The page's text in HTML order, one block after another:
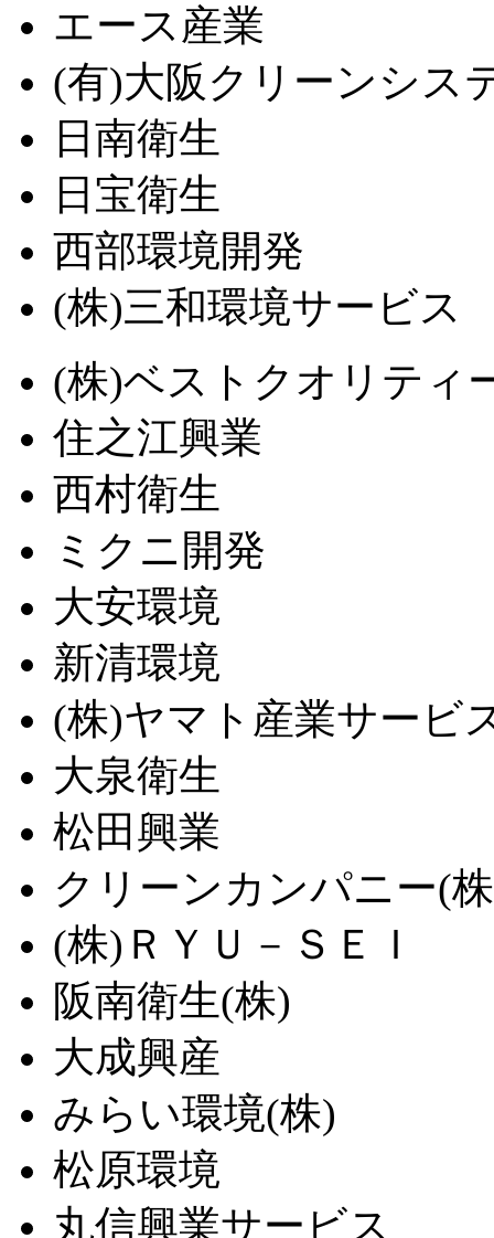
エース産業
(有)大阪クリーンシス
日南衛生
日宝衛生
西部環境開発
(株)三和環境サービス
(株)ベストクオリティ
住之江興業
西村衛生
ミクニ開発
大安環境
新清環境
(株)ヤマト産業サービ
大泉衛生
松田興業
クリーンカンパニー(
(株)ＲＹＵ－ＳＥＩ
阪南衛生(株)
大成興産
みらい環境(株)
松原環境
丸信興業サービス